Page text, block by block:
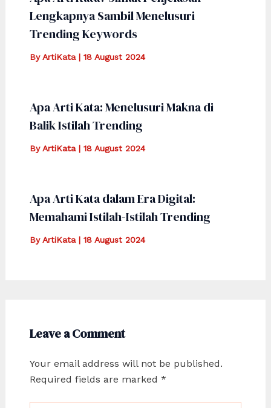
Lengkapnya Sambil Menelusuri
Trending Keywords
ByArtiKata | 18 August 2024
Apa Arti Kata: Menelusuri Makna di
Balik Istilah Trending
ByArtiKata | 18 August 2024
Apa Arti Kata dalam Era Digital:
Memahami Istilah-Istilah Trending
ByArtiKata | 18 August 2024
Leave a Comment
Your email address will not be published.
Required fields are marked *